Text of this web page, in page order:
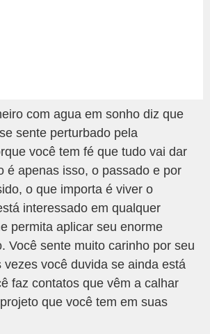
com agua em sonho diz que
sente perturbado pela
você tem fé que tudo vai dar
é apenas isso, o passado e por
o que importa é viver o
interessado em qualquer
permita aplicar seu enorme
Você sente muito carinho por seu
vezes você duvida se ainda está
faz contatos que vêm a calhar
que você tem em suas